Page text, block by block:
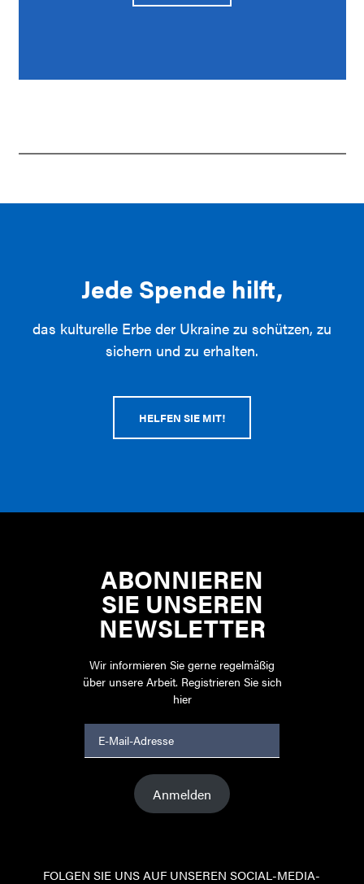
Jede Spende hilft,
das kulturelle Erbe der Ukraine zu schützen, zu
sichern und zu erhalten.
HELFEN SIE MIT!
ABONNIEREN
SIE UNSEREN
NEWSLETTER
Wir informieren Sie gerne regelmäßig
über unsere Arbeit. Registrieren Sie sich
hier
Mail-
Anmelden
FOLGEN SIE UNS AUF UNSEREN SOCIAL-MEDIA-